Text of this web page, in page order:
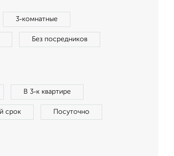
3‑комнатные
Без посредников
В 3‑к квартире
срок Посуточно